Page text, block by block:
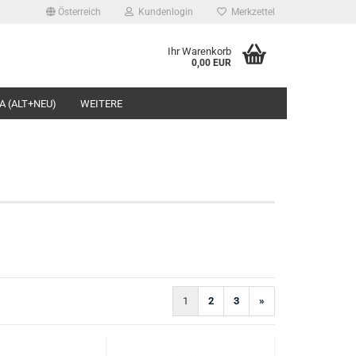
Österreich Kundenlogin Merkzettel
Ihr Warenkorb
0,00 EUR
(ALT+NEU) WEITERE
1 2 3 »